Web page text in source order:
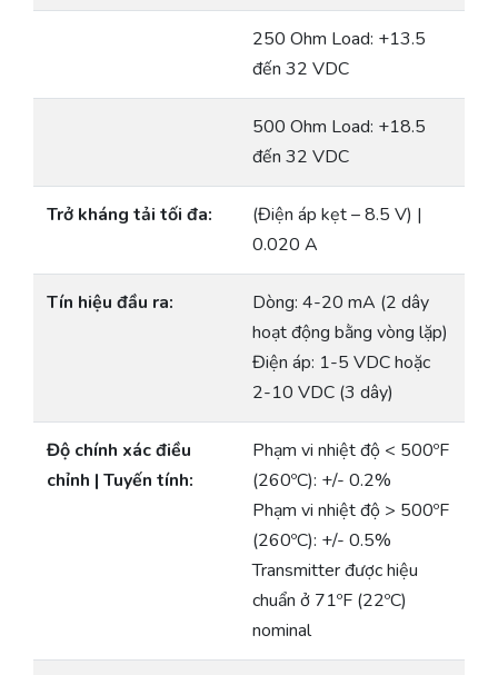
250 Ohm Load: +13.5
đến 32 VDC
500 Ohm Load: +18.5
đến 32 VDC
Trở kháng tải tối đa:
(Điện áp kẹt – 8.5 V) |
0.020 A
Tín hiệu đầu ra:
Dòng: 4-20 mA (2 dây
hoạt động bằng vòng lặp)
Điện áp: 1-5 VDC hoặc
2-10 VDC (3 dây)
Độ chính xác điều
chỉnh | Tuyến tính:
Phạm vi nhiệt độ < 500ºF
(260ºC): +/- 0.2%
Phạm vi nhiệt độ > 500ºF
(260ºC): +/- 0.5%
Transmitter được hiệu
chuẩn ở 71ºF (22ºC)
nominal